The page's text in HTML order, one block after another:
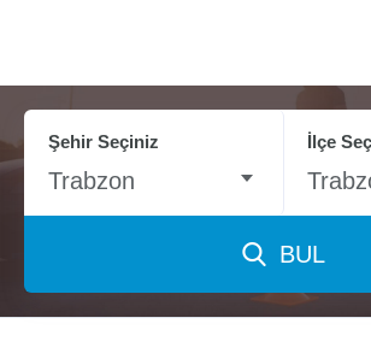
Şehir Seçiniz
Trabzon
İlçe
BUL